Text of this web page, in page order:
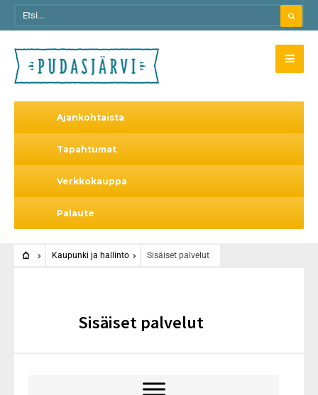
Ajankohtaista
Tapahtumat
Verkkokauppa
Palaute
Kaupunki ja hallinto Sisäiset palvelut
Sisäiset palvelut